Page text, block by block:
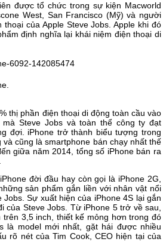
được tổ chức trong sự kiện Macworld
West, San Francisco (Mỹ) và người
của Apple Steve Jobs. Apple khi đó
định nghĩa lại khái niệm điện thoại di
thị phần điện thoại di động toàn cầu vào
Steve Jobs và toàn thể công ty đạt
đợi. iPhone trở thành biểu tượng trong
cũng là smartphone bán chạy nhất thế
giữa năm 2014, tổng số iPhone bán ra
đời đầu hay còn gọi là iPhone 2G,
sản phẩm gắn liền với nhân vật nổi
Jobs. Sự xuất hiện của iPhone 4S lại gắn
của Steve Jobs. Từ iPhone 5 trở về sau,
3,5 inch, thiết kế mỏng hơn trong đó
là model mới nhất, gặt hái được nhiều
rõ nét của Tim Cook, CEO hiện tại của